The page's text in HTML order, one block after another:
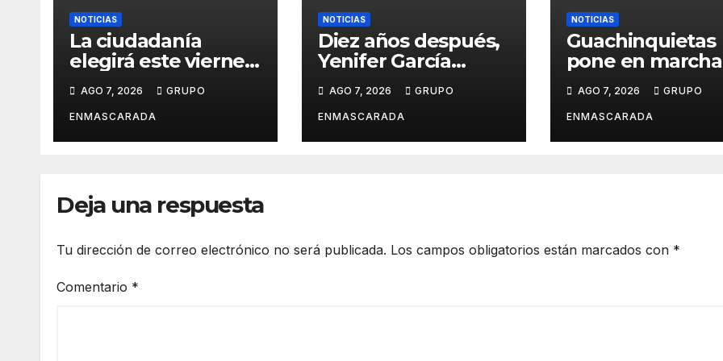
NOTICIAS
La ciudadanía
elegirá este viernes
el cartel del
Carnaval de Las
Palmas de Gran
Canaria 2027 en
Televisión Canaria
AGO 7, 2026 GRUPO
ENMASCARADA
NOTICIAS
Diez años después,
Yenifer García
revive su sueño
carnavalero en el
vídeo de
presentación de
AGO 7, 2026 GRUPO
ENMASCARADA
NOTICIAS
Guachinquietas
pone en
creación de su
repertorio para el
Carnaval 2027
AGO 7, 2026 GRUPO
ENMASCARADA
Deja una respuesta
Tu dirección de correo electrónico no será publicada. Los campos obligatorios están marcados con *
Comentario *